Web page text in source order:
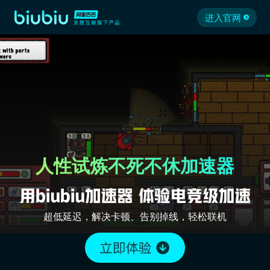
进入官网
人性试炼不死不休加速器
超低延迟，解决卡顿、告别掉线，轻松联机